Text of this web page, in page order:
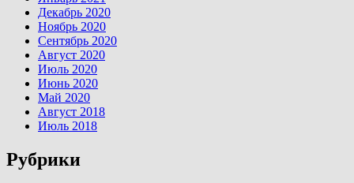
Декабрь 2020
Ноябрь 2020
Сентябрь 2020
Август 2020
Июль 2020
Июнь 2020
Май 2020
Август 2018
Июль 2018
Рубрики